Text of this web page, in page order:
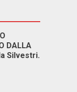
DALLA
Silvestri.